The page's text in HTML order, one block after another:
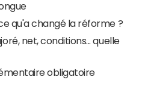
qu'a changé la réforme ?
net, conditions... quelle
obligatoire